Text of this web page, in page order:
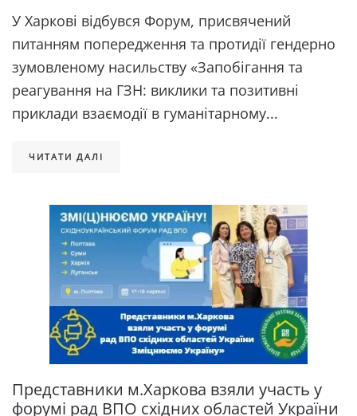
У Харкові відбувся Форум, присвячений
питанням попередження та протидії гендерно
зумовленому насильству «Запобігання та
реагування на ГЗН: виклики та позитивні
приклади взаємодії в гуманітарному...
ЧИТАТИ ДАЛІ
Представники м.Харкова взяли участь у
форумі рад ВПО східних областей України